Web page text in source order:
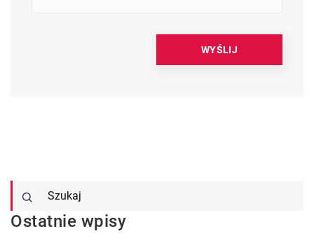
Ostatnie wpisy